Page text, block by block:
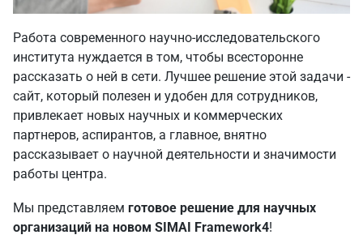
Работа современного научно-исследовательского
института нуждается в том, чтобы всесторонне
рассказать о ней в сети. Лучшее решение этой задачи -
сайт, который полезен и удобен для сотрудников,
привлекает новых научных и коммерческих
партнеров, аспирантов, а главное, внятно
рассказывает о научной деятельности и значимости
работы центра.
Мы представляем готовое решение для научных
организаций на новом SIMAI Framework4!